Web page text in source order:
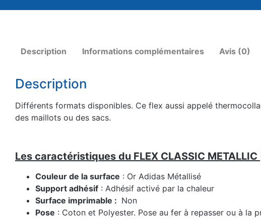
Description Informations complémentaires Avis (0)
Description
Différents formats disponibles. Ce flex aussi appelé
des maillots ou des sacs.
Les caractéristiques du FLEX CLASSIC METALLIC
Couleur de la surface : Or Adidas Métallisé
Support adhésif : Adhésif activé par la chaleur
Surface imprimable : Non
Pose : Coton et Polyester. Pose au fer à repasser ou à la